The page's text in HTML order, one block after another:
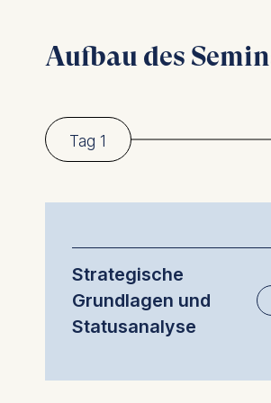
Aufbau des
Tag 1
Strategische
Grundlagen und
Statusanalyse
Workshop zu